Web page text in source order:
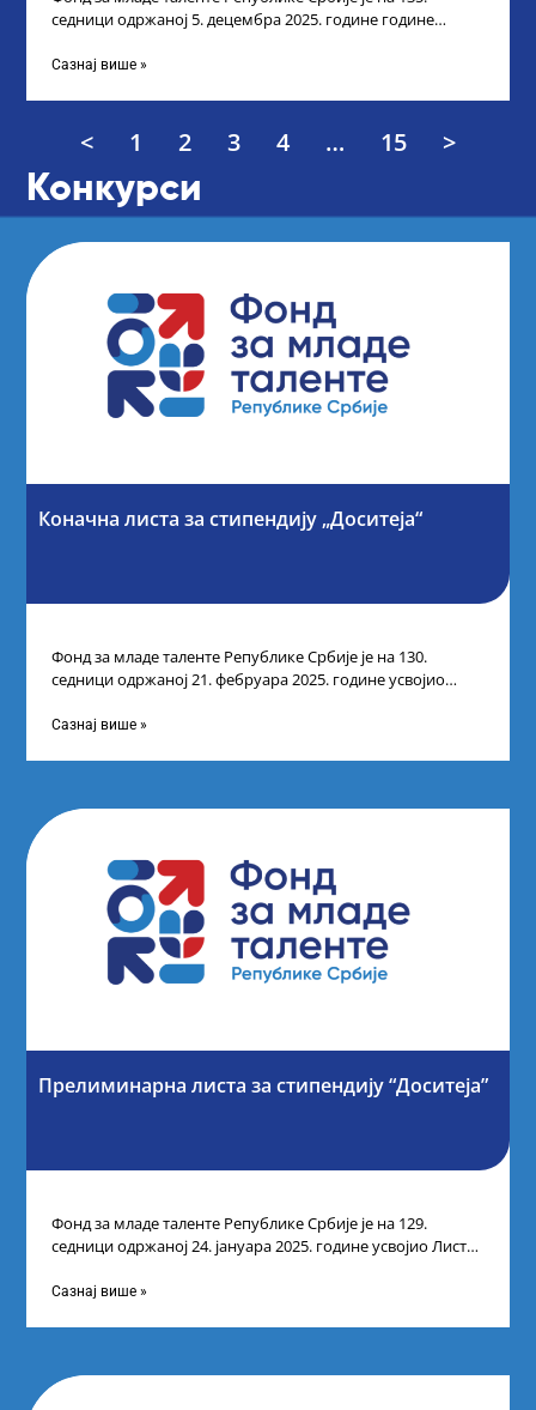
седници одржаној 5. децембра 2025. године године
Сазнај више »
< 1 2 3 4 … 15 >
Конкурси
Коначна листа за стипендију „Доситеја“
Фонд за младе таленте Републике Србије је на 130.
седници одржаној 21. фебруара 2025. године усвојио
Сазнај више »
Прелиминарна листа за стипендију “Доситеја”
Фонд за младе таленте Републике Србије је на 129.
седници одржаној 24. јануара 2025. године усвојио Листу
Сазнај више »